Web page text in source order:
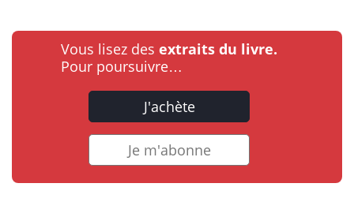
Vous lisez des extraits du livre.
Pour poursuivre…
J'achète
Je m'abonne